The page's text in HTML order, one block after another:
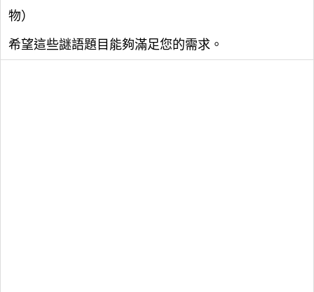
物）
希望這些謎語題目能夠滿足您的需求。